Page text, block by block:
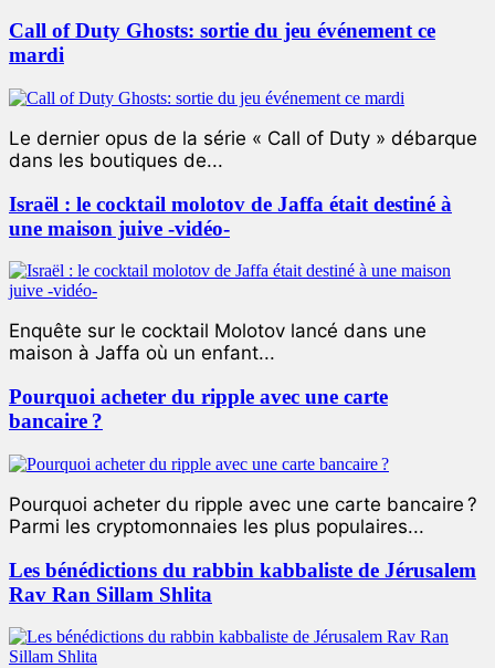
Call of Duty Ghosts: sortie du jeu événement ce
mardi
Le dernier opus de la série « Call of Duty » débarque
dans les boutiques de...
Israël : le cocktail molotov de Jaffa était destiné à
une maison juive -vidéo-
Enquête sur le cocktail Molotov lancé dans une
maison à Jaffa où un enfant...
Pourquoi acheter du ripple avec une carte
bancaire ?
Pourquoi acheter du ripple avec une carte bancaire ?
Parmi les cryptomonnaies les plus populaires...
Les bénédictions du rabbin kabbaliste de Jérusalem
Rav Ran Sillam Shlita